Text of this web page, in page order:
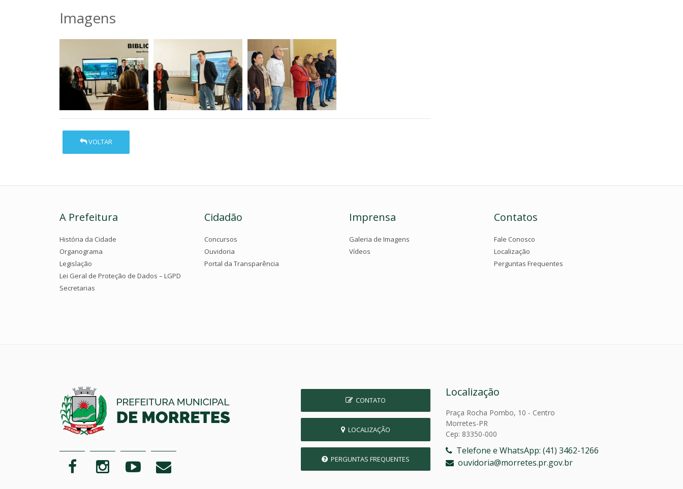
Imagens
VOLTAR
A Prefeitura
História da Cidade
Organograma
Legislação
Lei Geral de Proteção de Dados – LGPD
Secretarias
Cidadão
Concursos
Ouvidoria
Portal da Transparência
Imprensa
Galeria de Imagens
Vídeos
Contatos
Fale Conosco
Localização
Perguntas Frequentes
CONTATO
LOCALIZAÇÃO
PERGUNTAS FREQUENTES
Localização
Praça Rocha Pombo, 10 - Centro
Morretes-PR
Cep: 83350-000
Telefone e WhatsApp: (41) 3462-1266
ouvidoria@morretes.pr.gov.br